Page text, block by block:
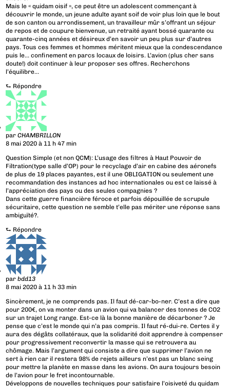
Mais le « quidam oisif », ce peut être un adolescent commençant à
découvrir le monde, un jeune adulte ayant soif de voir plus loin que le bout
de son canton ou arrondissement, un travailleur mûr s’offrant un séjour
de repos et de coupure bienvenue, un retraité ayant bossé quarante ou
quarante-cinq années et désireux d’en savoir un peu plus sur d’autres
pays. Tous ces femmes et hommes méritent mieux que la condescendance
puis le… confinement en parcs locaux de loisirs. L’avion (plus cher sans
doute!) doit continuer à leur proposer ses offres. Recherchons
l’équilibre…
⮑ Répondre
parCHAMBRILLON
8 mai 2020 à 11 h 47 min
Question Simple (et non QCM): L’usage des filtres à Haut Pouvoir de
Filtration(type salle d’OP) pour le recyclage d’air en cabine des aéronefs
de plus de 19 places payantes, est il une OBLIGATION ou seulement une
recommandation des instances ad hoc internationales ou est ce laissé à
l’appréciation des pays ou des seules compagnies ?
Dans cette guerre financière féroce et parfois dépouillée de scrupule
sécuritaire, cette question ne semble t’elle pas mériter une réponse sans
ambiguïté?.
⮑ Répondre
parbdd13
8 mai 2020 à 11 h 33 min
Sincèrement, je ne comprends pas. Il faut dé-car-bo-ner. C’est a dire que
pour 200€, on va monter dans un avion qui va balancer des tonnes de CO2
sur un trajet Long range. Est-ce là la bonne manière de décarboner ? Je
pense que c’est le monde qui n’a pas compris. Il faut ré-dui-re. Certes il y
aura des dégâts collatéraux, que la solidarité doit apprendre à compenser
pour progressivement reconvertir la masse qui se retrouvera au
chômage. Mais l’argument qui consiste a dire que supprimer l’avion ne
sert à rien car il restera 98% de rejets ailleurs n’est pas un blanc seing
pour mettre la planète en masse dans les avions. On aura toujours besoin
de l’avion pour le fret incontournable.
Développons de nouvelles techniques pour satisfaire l’oisiveté du quidam